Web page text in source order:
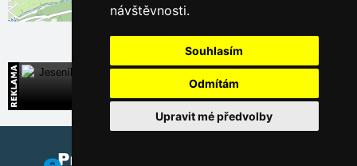
návštěvnosti.
Souhlasím
Odmítám
Upravit mé předvolby
Jeseníky